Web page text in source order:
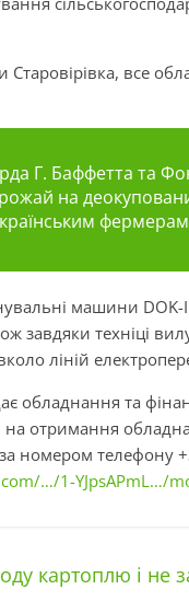
все
Г. Баффетта та
на
фермерам
машини
завдяки техніці
ліній
обладнання та
отримання
номером телефону
…/1-YJpsAPmL…/
картоплю і не